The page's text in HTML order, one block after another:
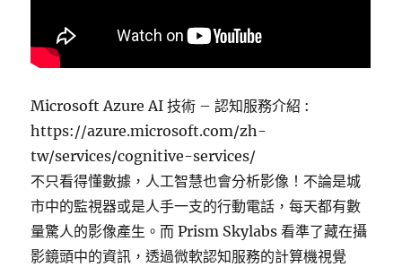
Microsoft Azure AI 技術 – 認知服務介紹 :
https://azure.microsoft.com/zh-
tw/services/cognitive-services/
不只看得懂數據，人工智慧也會分析影像！不論是城
市中的監視器或是人手一支的行動電話，每天都有數
量驚人的影像產生。而 Prism Skylabs 看準了藏在攝
影鏡頭中的資訊，透過微軟認知服務的計算機視覺